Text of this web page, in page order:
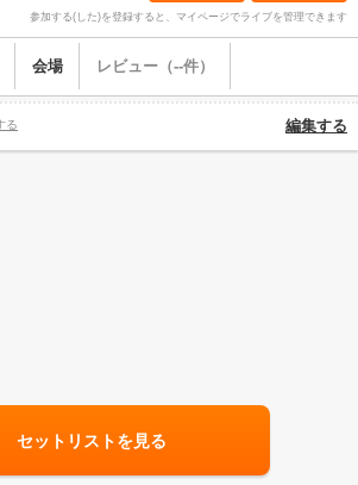
参加する(した)を登録すると、マイページでライブを管理できます
会場 レビュー（--件）
る 編集する
セットリストを見る